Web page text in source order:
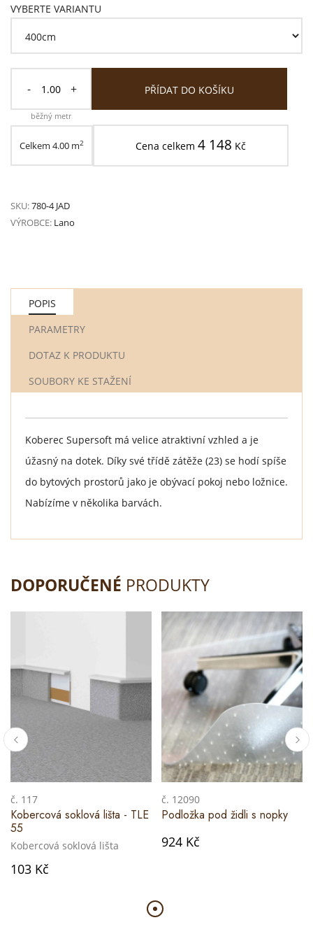
VYBERTE VARIANTU
- +
běžný metr
PŘÍDAT DO KOŠÍKU
Celkem 4.00 m2 Cena celkem 4 148 Kč
SKU:780-4 JAD
VÝROBCE: Lano
POPIS
PARAMETRY
DOTAZ K PRODUKTU
SOUBORY KE STAŽENÍ
Koberec Supersoft má velice atraktivní vzhled a je
úžasný na dotek. Díky své třídě zátěže (23) se hodí spíše
do bytových prostorů jako je obývací pokoj nebo ložnice.
Nabízíme v několika barvách.
DOPORUČENÉ PRODUKTY
č. 117
Kobercová soklová lišta - TLE
55
Kobercová soklová lišta
103 Kč
č. 12090
Podložka pod židli s nopky
924 Kč